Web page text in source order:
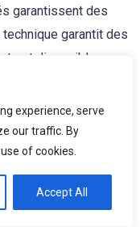
experience, serve
our traffic. By
of cookies.
Accept All
garantissent des
garantit des
est disponible en
vidéo sans
d'utilisateurs qui
interlocuteur